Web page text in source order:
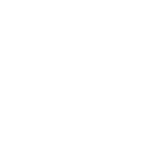
También, se ofrecieron
desde pautas básicas
más avanzados con
fundamentales sobre
preservación de los fondos